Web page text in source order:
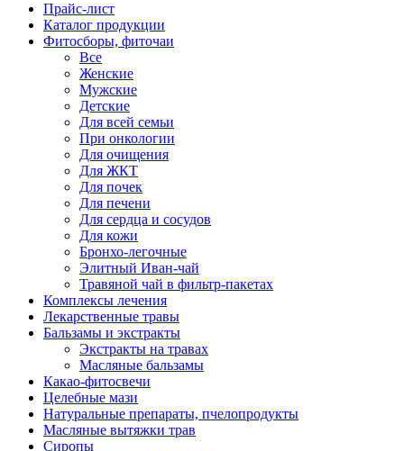
Прайс-лист
Каталог продукции
Фитосборы, фиточаи
Все
Женские
Мужские
Детские
Для всей семьи
При онкологии
Для очищения
Для ЖКТ
Для почек
Для печени
Для сердца и сосудов
Для кожи
Бронхо-легочные
Элитный Иван-чай
Травяной чай в фильтр-пакетах
Комплексы лечения
Лекарственные травы
Бальзамы и экстракты
Экстракты на травах
Масляные бальзамы
Какао-фитосвечи
Целебные мази
Натуральные препараты, пчелопродукты
Масляные вытяжки трав
Сиропы